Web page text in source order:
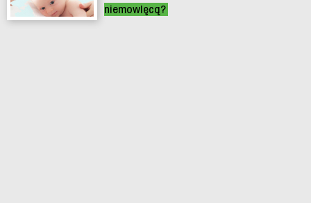
niemowlęcą?